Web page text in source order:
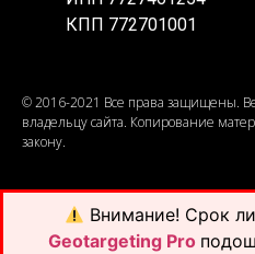
КПП 772701001
© 2016-2021 Все права защищены.
владельцу сайта. Копирование
закону.
Внимание! Срок
Geotargeting Pro